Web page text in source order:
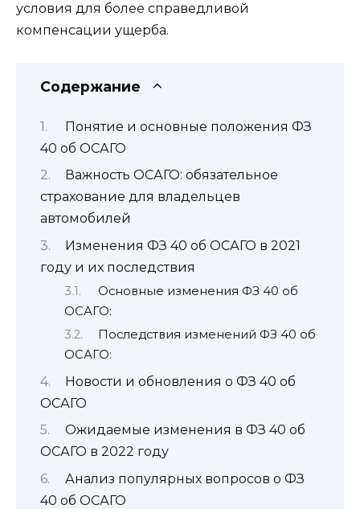
условия для более справедливой
компенсации ущерба.
Содержание
Понятие и основные положения ФЗ
40 об ОСАГО
Важность ОСАГО: обязательное
страхование для владельцев
автомобилей
Изменения ФЗ 40 об ОСАГО в 2021
году и их последствия
Основные изменения ФЗ 40 об
ОСАГО:
Последствия изменений ФЗ 40 об
ОСАГО:
Новости и обновления о ФЗ 40 об
ОСАГО
Ожидаемые изменения в ФЗ 40 об
ОСАГО в 2022 году
Анализ популярных вопросов о ФЗ
40 об ОСАГО